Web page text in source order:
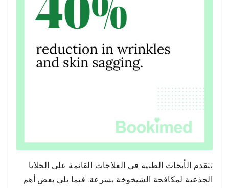
تتقدم الأبحاث الطبية في العلاجات القائمة على الخلايا
الجذعية لمكافحة الشيخوخة بسرعة. فيما يلي بعض أهم